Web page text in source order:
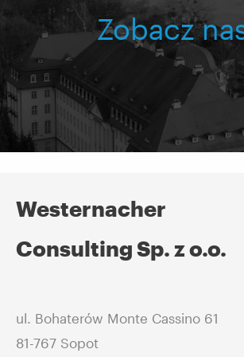
Zobacz
Westernacher
Consulting Sp. z o.o.
ul. Bohaterów Monte Cassino 61
81-767 Sopot